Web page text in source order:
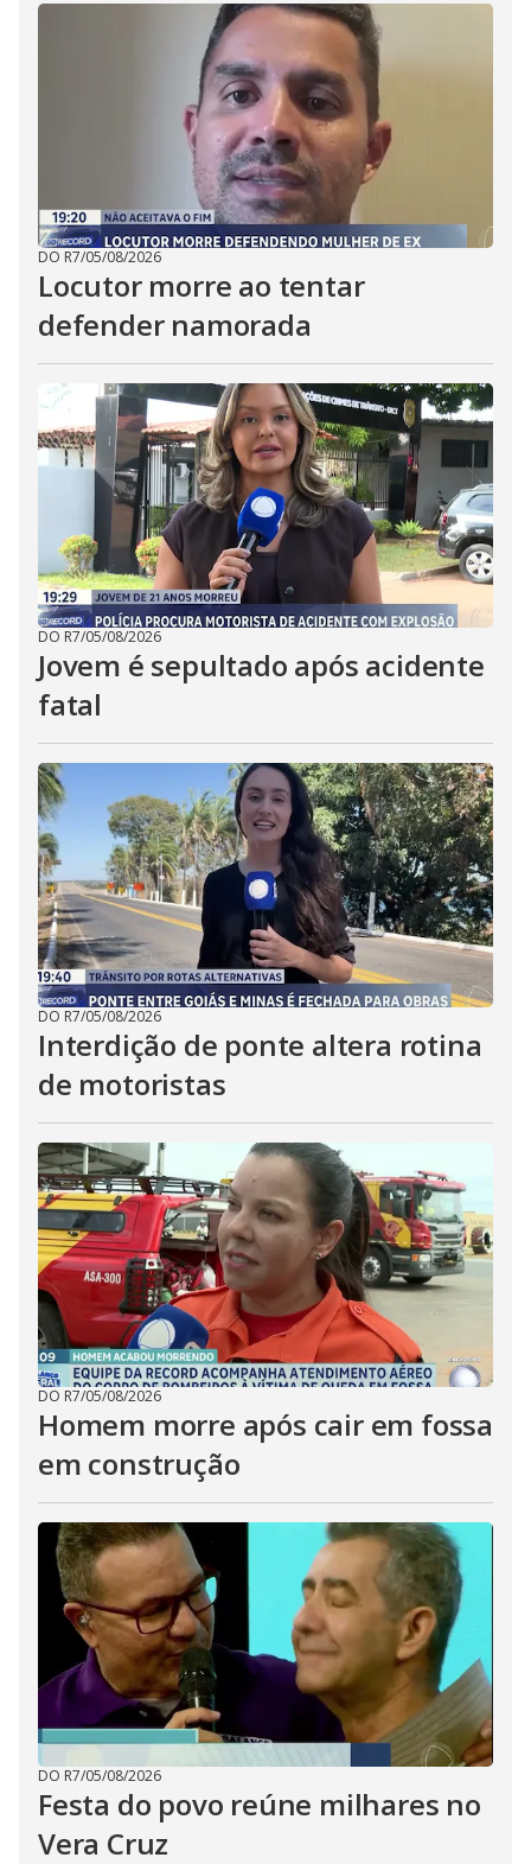
DO R7/05/08/2026
Locutor morre ao tentar
defender namorada
DO R7/05/08/2026
Jovem é sepultado após acidente
fatal
DO R7/05/08/2026
Interdição de ponte altera rotina
de motoristas
DO R7/05/08/2026
Homem morre após cair em fossa
em construção
DO R7/05/08/2026
Festa do povo reúne milhares no
Vera Cruz